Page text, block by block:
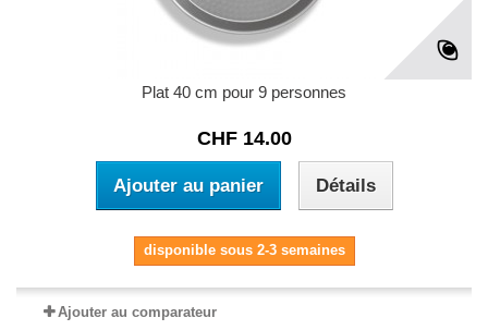
Plat 40 cm pour 9 personnes
CHF 14.00
Ajouter au panier Détails
disponible sous 2-3 semaines
Ajouter au comparateur